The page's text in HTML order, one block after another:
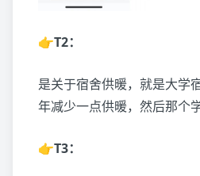
👉T2：
是关于宿舍供暖，就是大学
年减少一点供暖，然后那个
👉T3：